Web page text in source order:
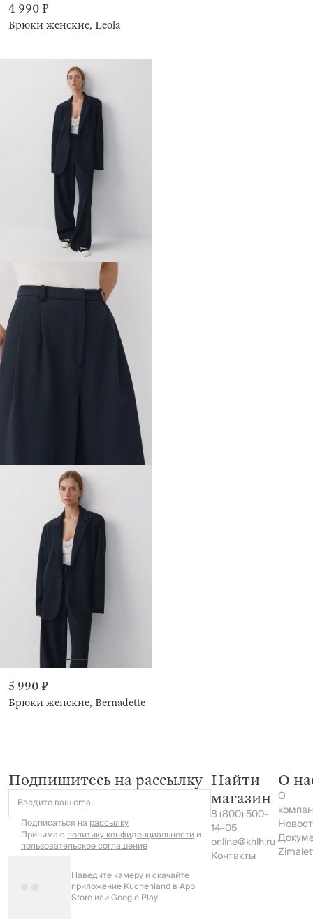
4 990 ₽
Брюки женские, Leola
5 990 ₽
Брюки женские, Bernadette
Подпишитесь на рассылку
Введите ваш email
Подписаться на рассылку
Принимаюполитику конфиденциальностии
пользовательское соглашение
Наведите камеру и скачайте
приложение Kuchenland в App
Store или Google Play
Найти
магазин
8 (800) 500-
14-05
online@khlh.ru
Контакты
О
О